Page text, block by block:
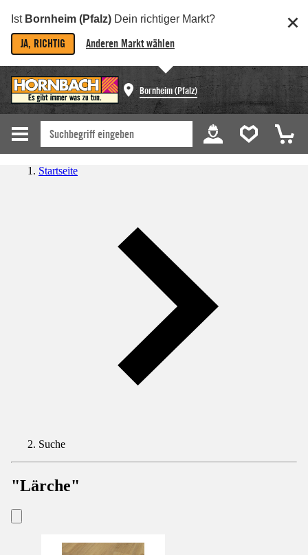
Ist Bornheim (Pfalz) Dein richtiger Markt?
JA, RICHTIG Anderen Markt wählen
Bornheim (Pfalz)
Startseite
Suche
"Lärche"